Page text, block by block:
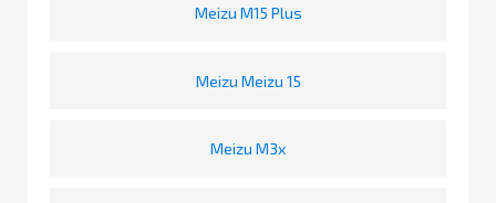
Meizu M15 Plus
Meizu Meizu 15
Meizu M3x